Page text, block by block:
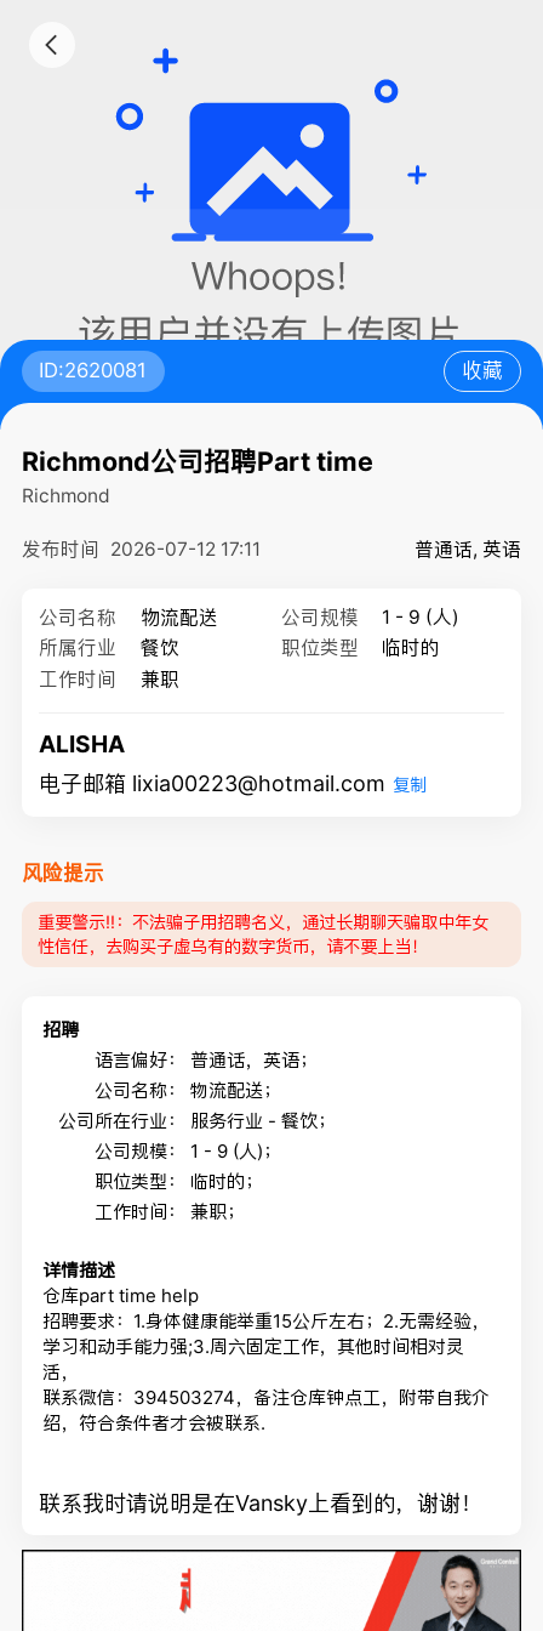
ID:2620081 收藏
Richmond公司招聘Part time
Richmond
发布时间 2026-07-12 17:11 普通话, 英语
公司名称 物流配送 公司规模
1 - 9 (人)
所属行业
餐饮 职位类型
临时的
工作时间
兼职
ALISHA
电子邮箱 lixia00223@hotmail.com 复制
风险提示
重要警示‼️：不法骗子用招聘名义，通过长期聊天骗取中年女
性信任，去购买子虚乌有的数字货币，请不要上当！
招聘
语言偏好：
普通话，英语；
公司名称：
物流配送；
公司所在行业：
服务行业 - 餐饮；
公司规模：
1 - 9 (人)；
职位类型：
临时的；
工作时间：
兼职；
详情描述
仓库part time help
招聘要求：1.身体健康能举重15公斤左右；2.无需经验，
学习和动手能力强;3.周六固定工作，其他时间相对灵
活，
联系微信：394503274，备注仓库钟点工，附带自我介
绍，符合条件者才会被联系.
联系我时请说明是在Vansky上看到的，谢谢！